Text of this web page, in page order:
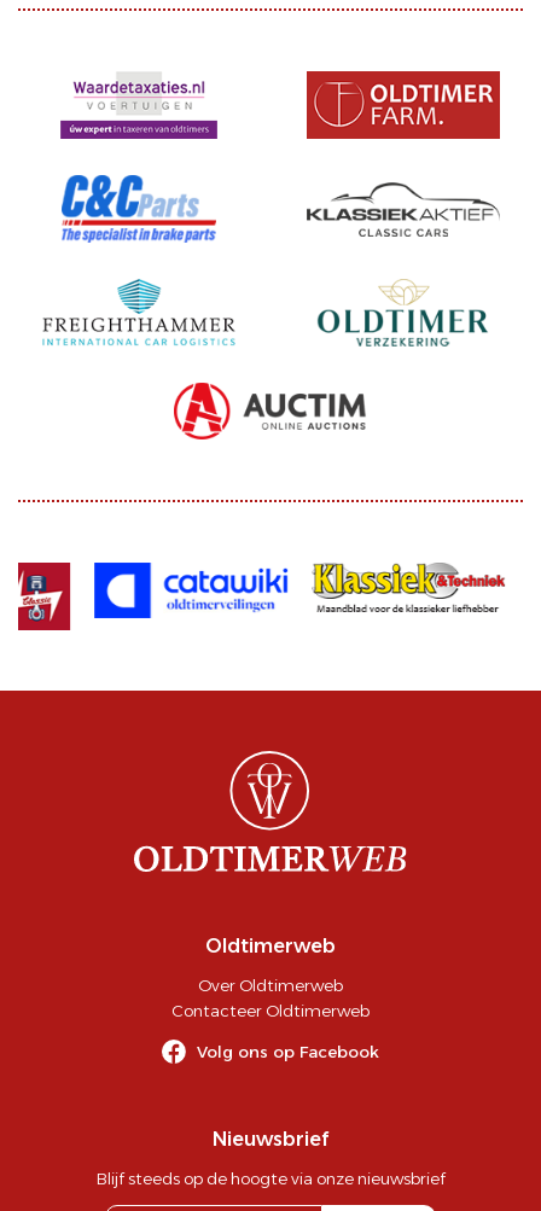
Oldtimerweb
Over Oldtimerweb
Contacteer Oldtimerweb
Volg ons op Facebook
Nieuwsbrief
Blijf steeds op de hoogte via onze nieuwsbrief